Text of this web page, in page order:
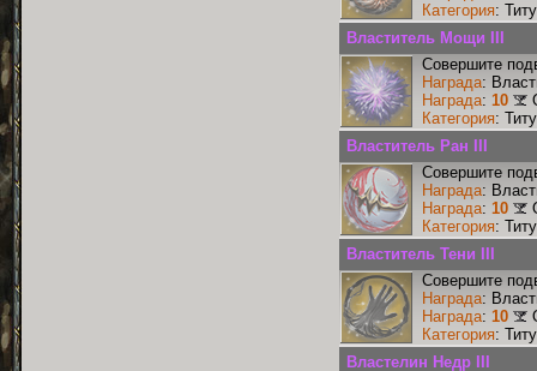
Категория:
Властитель Мощи III
Совершите
Награда:
Награда: 10
Категория:
Властитель Ран III
Совершите
Награда:
Награда: 10
Категория:
Властитель Тени III
Совершите
Награда:
Награда: 10
Категория:
Властелин Недр III